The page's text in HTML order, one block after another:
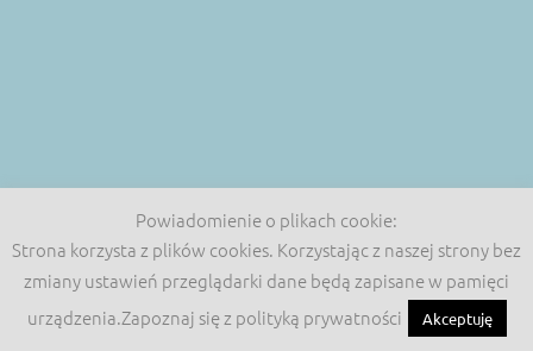
Powiadomienie o plikach cookie:
Strona korzysta z plików cookies. Korzystając z naszej strony bez
zmiany ustawień przeglądarki dane będą zapisane w pamięci
urządzenia.Zapoznaj się z polityką prywatności
Akceptuję